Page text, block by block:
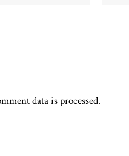
data is processed.